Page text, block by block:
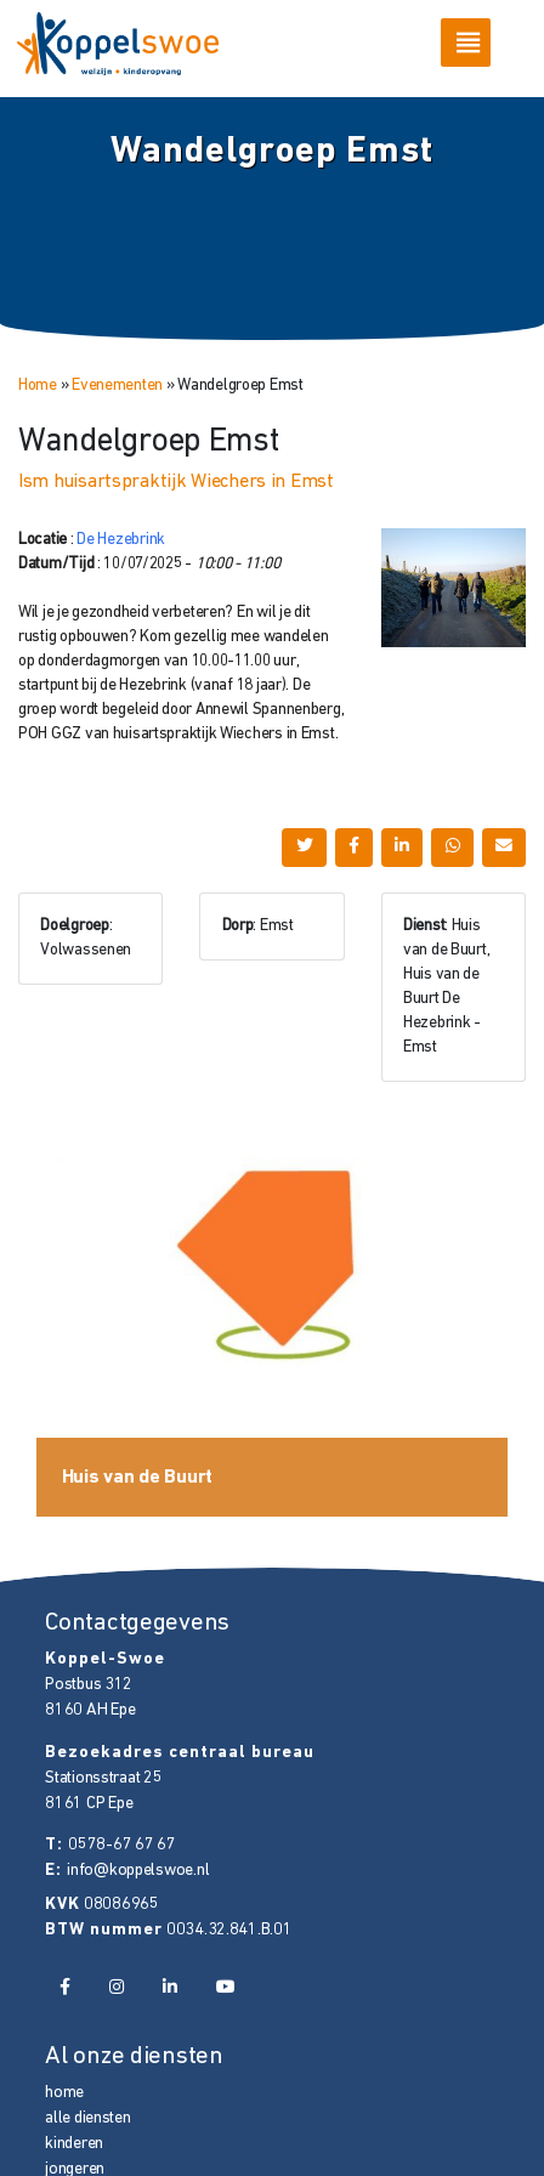
Wandelgroep Emst
Home» Evenementen »Wandelgroep Emst
Wandelgroep Emst
Ism huisartspraktijk Wiechers in Emst
Locatie : De Hezebrink
Datum/Tijd : 10/07/2025 - 10:00 - 11:00
Wil je je gezondheid verbeteren? En wil je dit
rustig opbouwen? Kom gezellig mee wandelen
op donderdagmorgen van 10.00-11.00 uur,
startpunt bij de Hezebrink (vanaf 18 jaar). De
groep wordt begeleid door Annewil Spannenberg,
POH GGZ van huisartspraktijk Wiechers in Emst.
Doelgroep:
Volwassenen
Dorp: Emst Dienst: Huis
van de Buurt,
Huis van de
Buurt De
Hezebrink -
Emst
Huis van de Buurt
Contactgegevens
Koppel-Swoe
Postbus 312
8160 AH Epe
Bezoekadres centraal bureau
Stationsstraat 25
8161 CP Epe
T: 0578-67 67 67
E:info@koppelswoe.nl
KVK 08086965
BTW nummer 0034.32.841.B.01
Al onze diensten
home
alle diensten
kinderen
jongeren